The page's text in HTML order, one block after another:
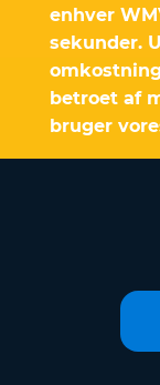
enhver
sekunder.
betroet af
bruger